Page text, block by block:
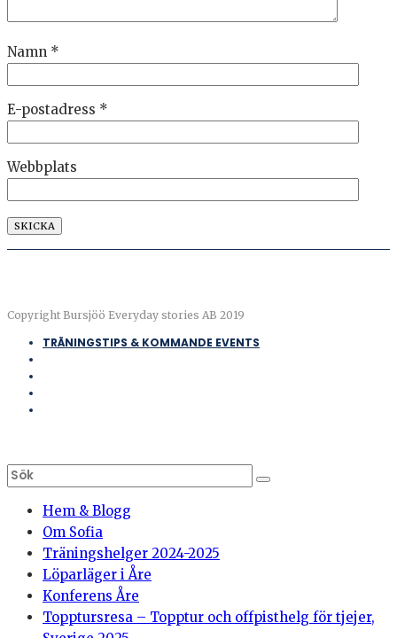
Namn *
E-postadress *
Webbplats
Copyright Bursjöö Everyday stories AB 2019
TRÄNINGSTIPS & KOMMANDE EVENTS
Hem & Blogg
Om Sofia
Träningshelger 2024-2025
Löparläger i Åre
Konferens Åre
Topptursresa – Topptur och offpisthelg för tjejer,